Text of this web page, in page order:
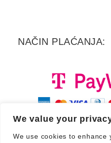
We value your
We use cookies to enhance
NAČIN PLAĆANJA: